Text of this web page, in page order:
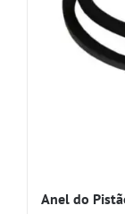
Anel do